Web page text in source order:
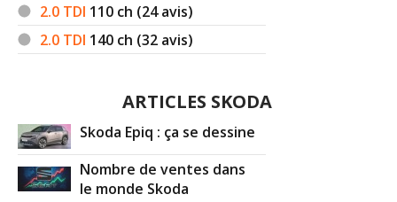
2.0 TDI 110 ch (24 avis)
2.0 TDI 140 ch (32 avis)
ARTICLES SKODA
Skoda Epiq : ça se dessine
Nombre de ventes dans
le monde Skoda